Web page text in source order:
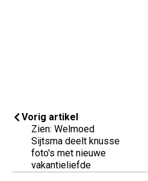
Vorig artikel
Zien: Welmoed
Sijtsma deelt knusse
foto's met nieuwe
vakantieliefde